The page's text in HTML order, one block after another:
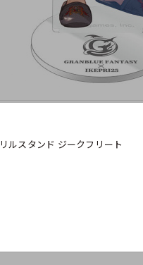
ルスタンド ジークフリート